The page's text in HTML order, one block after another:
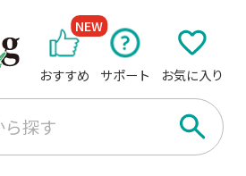
おすすめ
NEW
サポート お気に入り